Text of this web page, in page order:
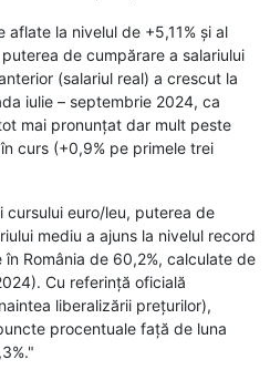
la nivelul de +5,11% și al
de cumpărare a salariului
(salariul real) a crescut la
iulie – septembrie 2024, ca
mai pronunțat dar mult peste
curs (+0,9% pe primele trei
cursului euro/leu, puterea de
mediu a ajuns la nivelul record
România de 60,2%, calculate de
Cu referință oficială
liberalizării prețurilor),
procentuale față de luna